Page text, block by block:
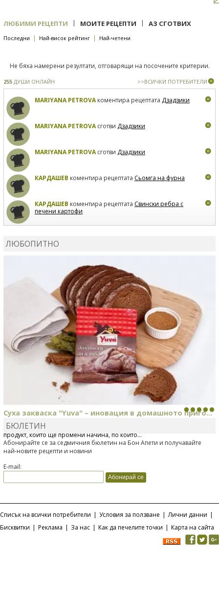
ЛЮБИМИ РЕЦЕПТИ | МОИТЕ РЕЦЕПТИ | АЗ СГОТВИХ
Последни | Най-висок рейтинг | Най-четени
Не бяха намерени резултати, отговарящи на посочените критерии.
255 ДУШИ ОНЛАЙН >>ВСИЧКИ ПОТРЕБИТЕЛИ
MARIYANA PETROVAкоментира рецептата Дзадзики
MARIYANA PETROVAсготви Дзадзики
MARIYANA PETROVAсготви Дзадзики
КАРДАШЕВ коментира рецептата Сьомга на фурна
КАРДАШЕВ коментира рецептата Свински ребра с
печени картофи
ЛЮБОПИТНО
Суха закваска "Yuva" – иновация в домашното приго...
Отскоро Лесафр България стартира предлагането на изцяло нов
продукт, който ще промени начина, по който...
БЮЛЕТИН
Абонирайте се за седмичния бюлетин на Бон Апети и получавайте
най-новите рецепти и новини
E-mail:
Списък на всички потребители | Условия за ползване | Лични данни |
Бисквитки | Реклама | За нас | Как да печелите точки | Карта на сайта